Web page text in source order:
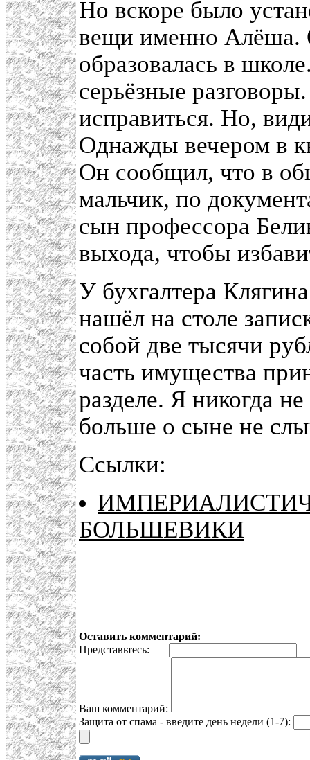
Но вскоре было
вещи именно Алёша.
образовалась в
серьёзные
исправиться. Но,
Однажды вечером в
Он сообщил, что в
мальчик, по
сын профессора
выхода, чтобы
У бухгалтера
нашёл на столе
собой две тысячи
часть имущества
разделе. Я никогда
больше о сыне не
Ссылки:
БОЛЬШЕВИКИ
Оставить комментарий:
Представьтесь:
Ваш комментарий:
Защита от спама - введите день недели (1-7):